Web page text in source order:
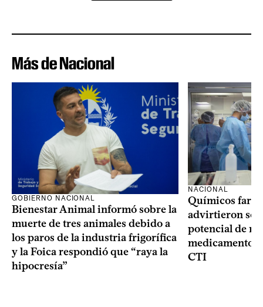
Más de Nacional
GOBIERNO NACIONAL
Bienestar Animal informó sobre la
muerte de tres animales debido a
los paros de la industria frigorífica
y la Foica respondió que “raya la
hipocresía”
NACIONAL
Químicos
advirtieron
potencial de
medicamentos
CTI